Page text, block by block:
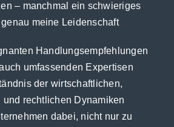
– manchmal ein schwieriges
meine Leidenschaft
Handlungsempfehlungen
umfassenden Expertisen
der wirtschaftlichen,
rechtlichen Dynamiken
dabei, nicht nur zu